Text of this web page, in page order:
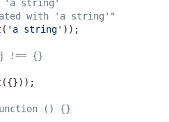
'a string'
with 'a string'"
( 'a string' ));
!== {}
({}));
() {}